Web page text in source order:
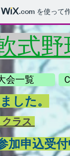
.comを使って
式
会一覧
した。
クラス
加申込受